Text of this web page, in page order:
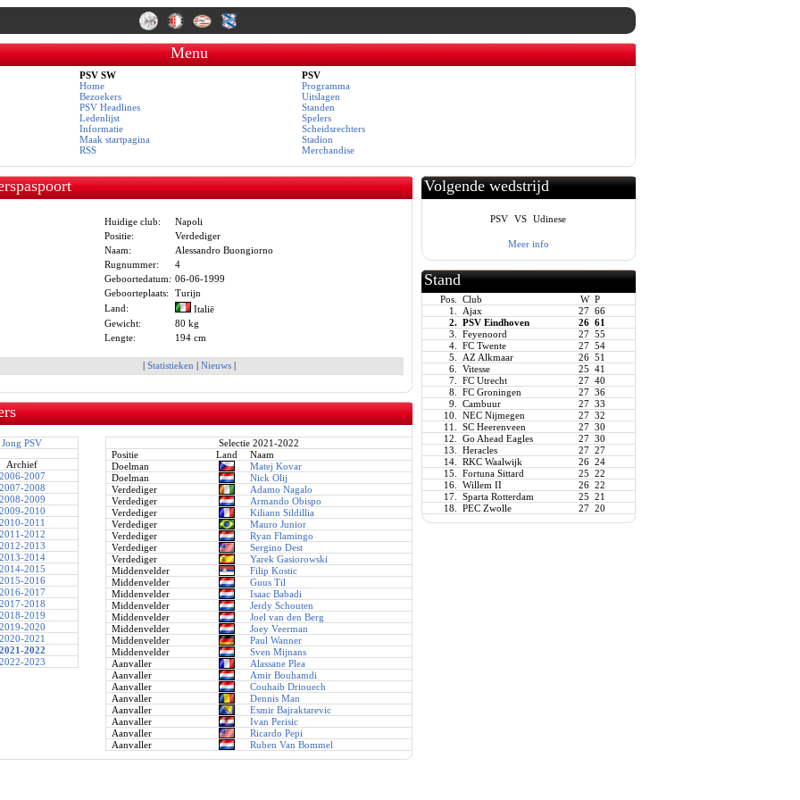
Menu
PSV SW
Home
Bezoekers
PSV Headlines
Ledenlijst
Informatie
Maak startpagina
RSS
PSV
Programma
Uitslagen
Standen
Spelers
Scheidsrechters
Stadion
Merchandise
Huidige club:
Napoli
Positie:
Verdediger
Naam:
Alessandro Buongiorno
Rugnummer:
4
Geboortedatum: 06-06-1999
Geboorteplaats:
Turijn
Land:
Italië
Gewicht:
80 kg
Lengte:
194 cm
| Statistieken | Nieuws|
Jong PSV
Archief
2007
2008
2009
2010
2011
2012
2013
2014
2015
2016
2017
2018
2019
2020
2021
2022
2023
Selectie 2021-2022
Positie
Land
Naam
Doelman
Matej Kovar
Doelman
Nick Olij
Verdediger
Adamo Nagalo
Verdediger
Armando Obispo
Verdediger
Kiliann Sildillia
Verdediger
Mauro Junior
Verdediger
Ryan Flamingo
Verdediger
Sergino Dest
Verdediger
Yarek Gasiorowski
Middenvelder
Filip Kostic
Middenvelder
Guus Til
Middenvelder
Isaac Babadi
Middenvelder
Jerdy Schouten
Middenvelder
Joel van den Berg
Middenvelder
Joey Veerman
Middenvelder
Paul Wanner
Middenvelder
Sven Mijnans
Aanvaller
Alassane Plea
Aanvaller
Amir Bouhamdi
Aanvaller
Couhaib Driouech
Aanvaller
Dennis Man
Aanvaller
Esmir Bajraktarevic
Aanvaller
Ivan Perisic
Aanvaller
Ricardo Pepi
Aanvaller
Ruben Van Bommel
Volgende wedstrijd
PSV VS Udinese
Meer info
Stand
Pos.Club W P
1. Ajax 27 66
2. PSV Eindhoven 26 61
3.Feyenoord 27 55
4.FC Twente 27 54
5. AZ Alkmaar 26 51
6.Vitesse 25 41
7.FC Utrecht 27 40
8.FC Groningen 27 36
9.Cambuur 27 33
10.NEC Nijmegen 27 32
11.SC Heerenveen 27 30
12.Go Ahead Eagles 27 30
13.Heracles 27 27
14.RKC Waalwijk 26 24
15.Fortuna Sittard 25 22
16.Willem II 26 22
17.Sparta Rotterdam 25 21
18.PEC Zwolle 27 20